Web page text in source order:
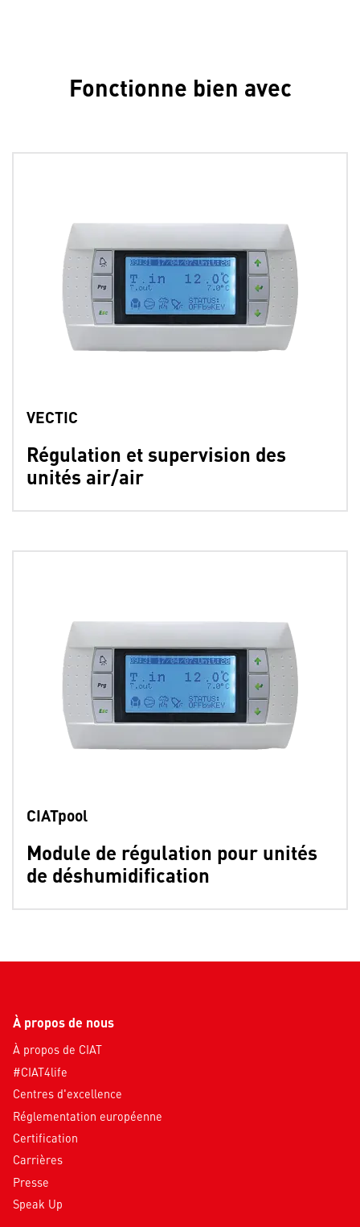
Fonctionne bien avec
Régulation et supervision des
unités air/air
VECTIC
Module de régulation pour unités
de déshumidification
CIATpool
À propos de nous
À propos de CIAT
#CIAT4life
Centres d'excellence
Réglementation européenne
Certification
Carrières
Presse
Speak Up